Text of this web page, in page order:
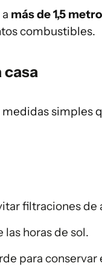
más de 1,5
combustibles.
casa
simples
filtraciones de
horas de sol.
para conservar